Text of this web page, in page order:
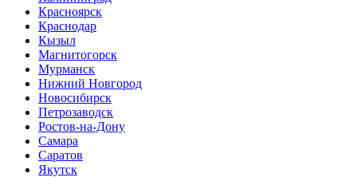
Красноярск
Краснодар
Кызыл
Магнитогорск
Мурманск
Нижний Новгород
Новосибирск
Петрозаводск
Ростов-на-Дону
Самара
Саратов
Якутск